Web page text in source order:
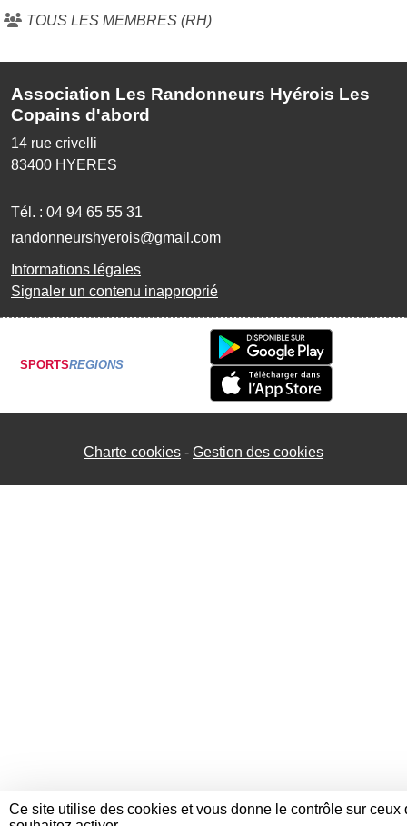
TOUS LES MEMBRES (RH)
Association Les Randonneurs Hyérois Les
Copains d'abord
14 rue crivelli
83400 HYERES
Tél. : 04 94 65 55 31
randonneurshyerois@gmail.com
Informations légales
Signaler un contenu inapproprié
SPORTSREGIONS
Charte cookies Gestion des cookies
Ce site utilise des cookies et vous donne le contrôle sur ceux